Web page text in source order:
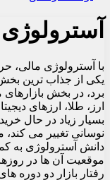
آسترولوژی
با آسترولوژی مالی،
یکی از جذاب ترین
برد، در بخش
ارز، طلا، ارزهای
بسیار زیاد در حال
نوسانی تغییر می کند،
دانش آسترولوژی به
موقعیت آن ها در
رفتار بازار دو دوره